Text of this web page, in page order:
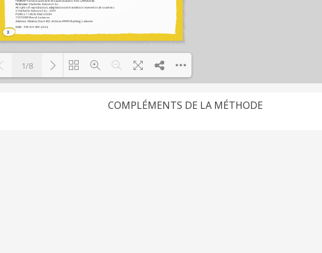
Loading PDF 32% ...
1/8
COMPLÉMENTS DE LA MÉTHODE